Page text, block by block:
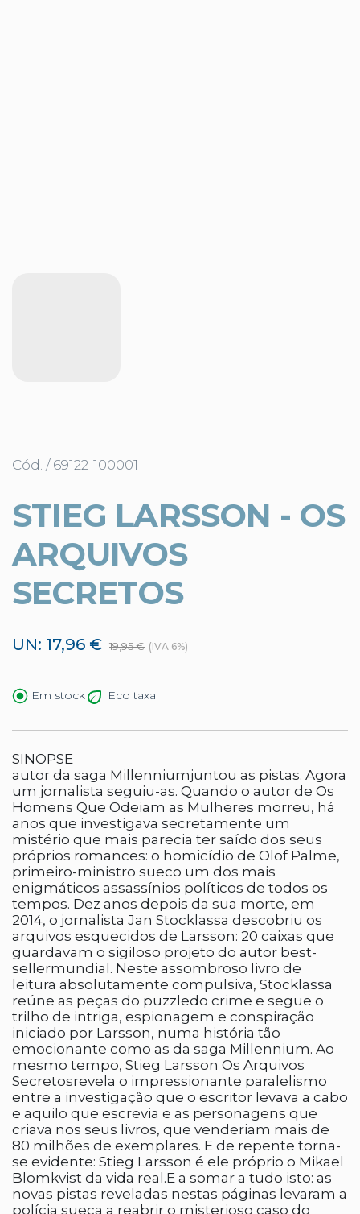
Cód. / 69122-100001
STIEG LARSSON - OS
ARQUIVOS
SECRETOS
UN: 17,96 € 19,95 € (IVA 6%)
Em stock Eco taxa
SINOPSE
autor da saga Millenniumjuntou as pistas. Agora
um jornalista seguiu-as. Quando o autor de Os
Homens Que Odeiam as Mulheres morreu, há
anos que investigava secretamente um
mistério que mais parecia ter saído dos seus
próprios romances: o homicídio de Olof Palme,
primeiro-ministro sueco um dos mais
enigmáticos assassínios políticos de todos os
tempos. Dez anos depois da sua morte, em
2014, o jornalista Jan Stocklassa descobriu os
arquivos esquecidos de Larsson: 20 caixas que
guardavam o sigiloso projeto do autor best-
sellermundial. Neste assombroso livro de
leitura absolutamente compulsiva, Stocklassa
reúne as peças do puzzledo crime e segue o
trilho de intriga, espionagem e conspiração
iniciado por Larsson, numa história tão
emocionante como as da saga Millennium. Ao
mesmo tempo, Stieg Larsson Os Arquivos
Secretosrevela o impressionante paralelismo
entre a investigação que o escritor levava a cabo
e aquilo que escrevia e as personagens que
criava nos seus livros, que venderiam mais de
80 milhões de exemplares. E de repente torna-
se evidente: Stieg Larsson é ele próprio o Mikael
Blomkvist da vida real.E a somar a tudo isto: as
novas pistas reveladas nestas páginas levaram a
polícia sueca a reabrir o misterioso caso do